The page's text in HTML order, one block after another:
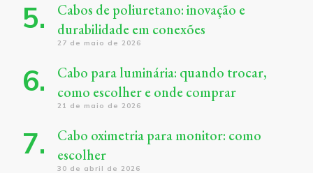
Cabos de poliuretano: inovação e
durabilidade em conexões
27 de maio de 2026
Cabo para luminária: quando trocar,
como escolher e onde comprar
21 de maio de 2026
Cabo oximetria para monitor: como
escolher
30 de abril de 2026